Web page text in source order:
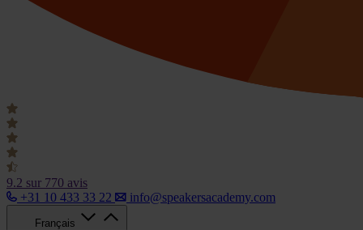
9.2 sur 770 avis
+31 10 433 33 22
info@speakersacademy.com
Français